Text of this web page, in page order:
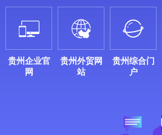

贵州企业官
网

贵州外贸网
站

贵州综合门
户